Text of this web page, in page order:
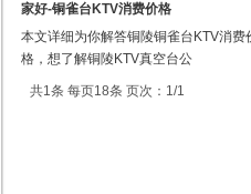
家好-铜雀台KTV消费价格
本文详细为你解答铜陵铜雀台KTV消费
格，想了解铜陵KTV真空台公
共1条 每页18条 页次：1/1